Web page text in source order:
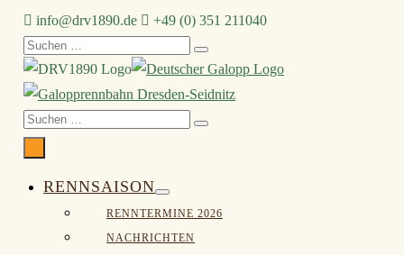
Zum
Inhalt
springen
info@drv1890.de​
+49 (0) 351 211040
Suchen
nach:
Suche-
Schalter
Suchen
nach:
RENNSAISON
Menü-
Schalter
RENNTERMINE 2026
NACHRICHTEN